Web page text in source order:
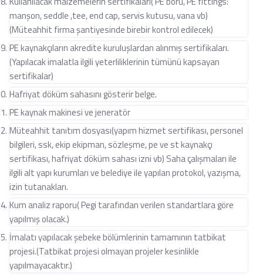
manşon, seddle ,tee, end cap, servis kutusu, vana vb)
(Müteahhit firma şantiyesinde birebir kontrol edilecek)
PE kaynakçıların akredite kuruluşlardan alınmış sertifikaları.
(Yapılacak imalatla ilgili yeterliliklerinin tümünü kapsayan
sertifikalar)
Hafriyat döküm sahasını gösterir belge.
PE kaynak makinesi ve jeneratör
Müteahhit tanıtım dosyası(yapım hizmet sertifikası, personel
bilgileri, ssk, ekip ekipman, sözleşme, pe ve st kaynakçı
sertifikası, hafriyat döküm sahası izni vb) Saha çalışmaları ile
ilgili alt yapı kurumları ve belediye ile yapılan protokol, yazışma,
izin tutanakları.
Kum analiz raporu( Pegi tarafından verilen standartlara göre
yapılmış olacak.)
İmalatı yapılacak şebeke bölümlerinin tamamının tatbikat
projesi.(Tatbikat projesi olmayan projeler kesinlikle
yapılmayacaktır.)